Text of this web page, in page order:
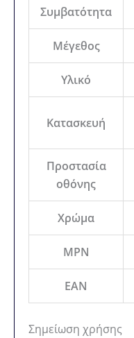
Συμβατότητα
Μέγεθος
Υλικό
Κατασκευή
Προστασία
οθόνης
Χρώμα
MPN
EAN
Σημείωση χρήσης